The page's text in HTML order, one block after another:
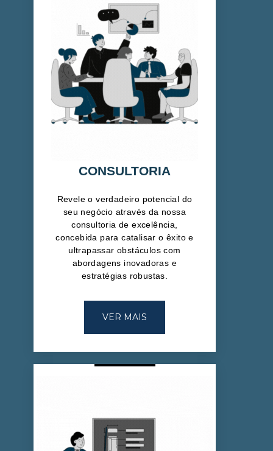
CONSULTORIA
Revele o verdadeiro potencial do
seu negócio através da nossa
consultoria de excelência,
concebida para catalisar o êxito e
ultrapassar obstáculos com
abordagens inovadoras e
estratégias robustas.
VER MAIS